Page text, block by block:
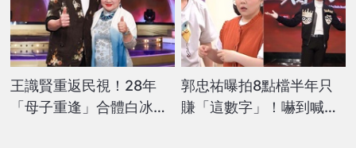
王識賢重返民視！28年
「母子重逢」合體白冰冰
郭忠祐曝拍8點檔半年只
賺「這數字」！嚇到喊話